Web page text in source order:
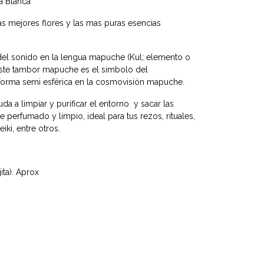
mejores flores y las mas puras esencias
sonido en la lengua mapuche (Kul; elemento o
tambor mapuche es el simbolo del
semi esférica en la cosmovisión mapuche.
a limpiar y purificar el entorno y sacar las
perfumado y limpio, ideal para tus rezos, rituales,
entre otros.
Aprox